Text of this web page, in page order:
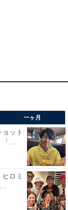
一ヶ月
ット
「...
ロミ